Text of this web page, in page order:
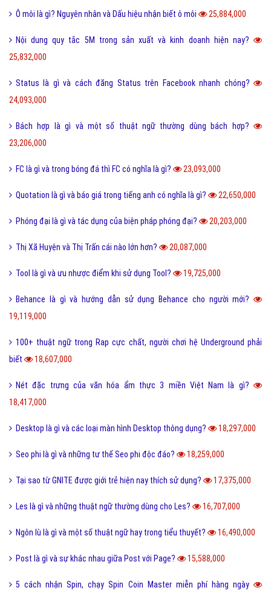
Ô môi là gì? Nguyên nhân và Dấu hiệu nhận biết ô môi 25,884,000
Nội dung quy tắc 5M trong sản xuất và kinh doanh hiện nay?
25,832,000
Status là gì và cách đăng Status trên Facebook nhanh chóng?
24,093,000
Bách hợp là gì và một số thuật ngữ thường dùng bách hợp?
23,206,000
FC là gì và trong bóng đá thì FC có nghĩa là gì? 23,093,000
Quotation là gì và báo giá trong tiếng anh có nghĩa là gì? 22,650,000
Phóng đại là gì và tác dụng của biện pháp phóng đại? 20,203,000
Thị Xã Huyện và Thị Trấn cái nào lớn hơn? 20,087,000
Tool là gì và ưu nhược điểm khi sử dụng Tool? 19,725,000
Behance là gì và hướng dẫn sử dụng Behance cho người mới?
19,119,000
100+ thuật ngữ trong Rap cực chất, người chơi hệ Underground phải
biết
18,607,000
Nét đặc trưng của văn hóa ẩm thực 3 miền Việt Nam là gì?
18,417,000
Desktop là gì và các loại màn hình Desktop thông dụng? 18,297,000
Seo phi là gì và những tư thế Seo phi độc đáo? 18,259,000
Tại sao từ GNITE được giới trẻ hiện nay thích sử dụng? 17,375,000
Les là gì và những thuật ngữ thường dùng cho Les? 16,707,000
Ngôn lù là gì và một số thuật ngữ hay trong tiểu thuyết? 16,490,000
Post là gì và sự khác nhau giữa Post với Page? 15,588,000
5 cách nhận Spin, chạy Spin Coin Master miễn phí hàng ngày